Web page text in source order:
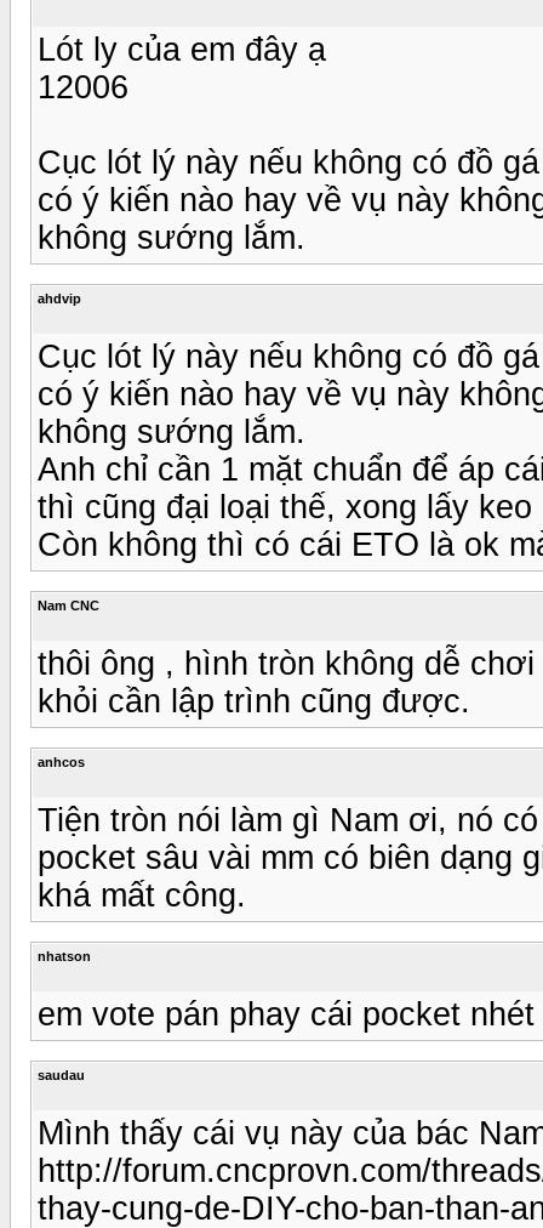
Lót ly của em đây ạ
12006
Cục lót lý này nếu không có đồ
có ý kiến nào hay về vụ này
không sướng lắm.
ahdvip
Cục lót lý này nếu không có đồ
có ý kiến nào hay về vụ này
không sướng lắm.
Anh chỉ cần 1 mặt chuẩn để áp
thì cũng đại loại thế, xong lấy
Còn không thì có cái ETO là ok
Nam CNC
thôi ông , hình tròn không dễ
khỏi cần lập trình cũng được.
anhcos
Tiện tròn nói làm gì Nam ơi, nó
pocket sâu vài mm có biên dạng
khá mất công.
nhatson
em vote pán phay cái pocket
saudau
Mình thấy cái vụ này của bác
http://forum.cncprovn.com/
thay-cung-de-DIY-cho-ban-than-